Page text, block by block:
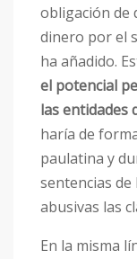
obligación de
dinero por el
ha añadido.
el potencial
las entidades
haría de
paulatina y
sentencias
abusivas las
En la misma